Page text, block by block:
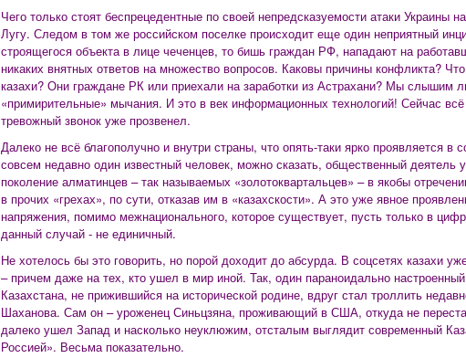
Чего только стоят беспрецедентные по своей непредсказуемости атаки Украины
Лугу. Следом в том же российском поселке происходит еще один неприятный
строящегося объекта в лице чеченцев, то бишь граждан РФ, нападают на
никаких внятных ответов на множество вопросов. Каковы причины конфликта?
казахи? Они граждане РК или приехали на заработки из Астрахани? Мы слышим
«примирительные» мычания. И это в век информационных технологий! Сейчас
тревожный звонок уже прозвенел.
Далеко не всё благополучно и внутри страны, что опять-таки ярко проявляется в
совсем недавно один известный человек, можно сказать, общественный деятель
поколение алматинцев – так называемых «золотоквартальцев» – в якобы
в прочих «грехах», по сути, отказав им в «казахскости». А это уже явное
напряжения, помимо межнационального, которое существует, пусть только в
данный случай - не единичный.
Не хотелось бы это говорить, но порой доходит до абсурда. В соцсетях казахи
– причем даже на тех, кто ушел в мир иной. Так, один параноидально настроенный
Казахстана, не прижившийся на исторической родине, вдруг стал троллить
Шаханова. Сам он – уроженец Синьцзяна, проживающий в США, откуда не
далеко ушел Запад и насколько неуклюжим, отсталым выглядит современный
Россией». Весьма показательно.